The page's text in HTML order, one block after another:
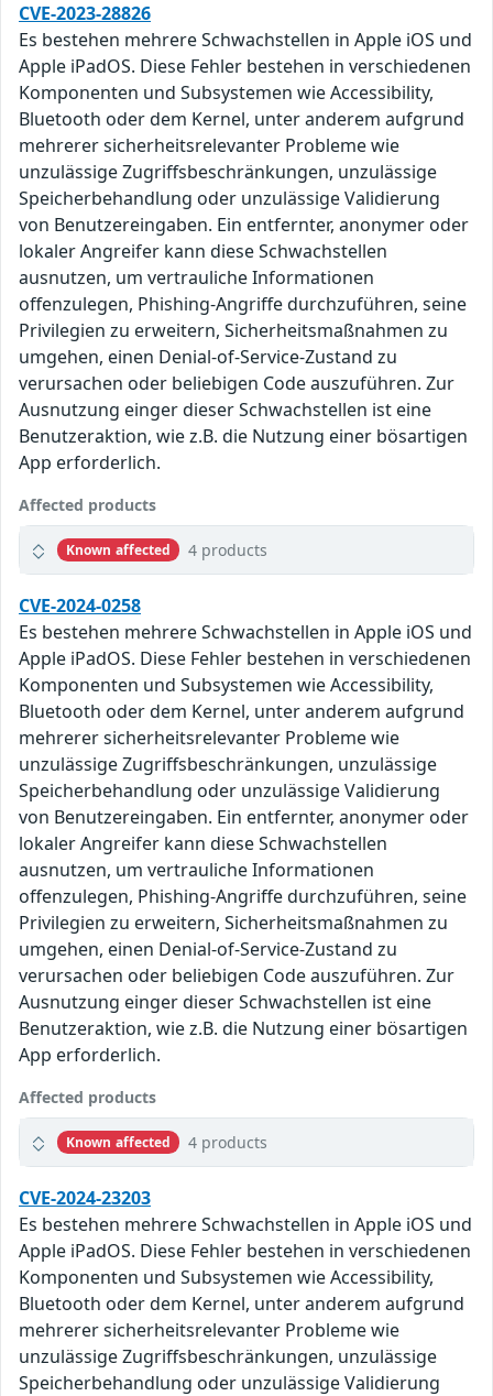
CVE-2023-28826
Es bestehen mehrere Schwachstellen in Apple iOS und
Apple iPadOS. Diese Fehler bestehen in verschiedenen
Komponenten und Subsystemen wie Accessibility,
Bluetooth oder dem Kernel, unter anderem aufgrund
mehrerer sicherheitsrelevanter Probleme wie
unzulässige Zugriffsbeschränkungen, unzulässige
Speicherbehandlung oder unzulässige Validierung
von Benutzereingaben. Ein entfernter, anonymer oder
lokaler Angreifer kann diese Schwachstellen
ausnutzen, um vertrauliche Informationen
offenzulegen, Phishing-Angriffe durchzuführen, seine
Privilegien zu erweitern, Sicherheitsmaßnahmen zu
umgehen, einen Denial-of-Service-Zustand zu
verursachen oder beliebigen Code auszuführen. Zur
Ausnutzung einger dieser Schwachstellen ist eine
Benutzeraktion, wie z.B. die Nutzung einer bösartigen
App erforderlich.
Affected products
Known affected 4 products
CVE-2024-0258
Es bestehen mehrere Schwachstellen in Apple iOS und
Apple iPadOS. Diese Fehler bestehen in verschiedenen
Komponenten und Subsystemen wie Accessibility,
Bluetooth oder dem Kernel, unter anderem aufgrund
mehrerer sicherheitsrelevanter Probleme wie
unzulässige Zugriffsbeschränkungen, unzulässige
Speicherbehandlung oder unzulässige Validierung
von Benutzereingaben. Ein entfernter, anonymer oder
lokaler Angreifer kann diese Schwachstellen
ausnutzen, um vertrauliche Informationen
offenzulegen, Phishing-Angriffe durchzuführen, seine
Privilegien zu erweitern, Sicherheitsmaßnahmen zu
umgehen, einen Denial-of-Service-Zustand zu
verursachen oder beliebigen Code auszuführen. Zur
Ausnutzung einger dieser Schwachstellen ist eine
Benutzeraktion, wie z.B. die Nutzung einer bösartigen
App erforderlich.
Affected products
Known affected 4 products
CVE-2024-23203
Es bestehen mehrere Schwachstellen in Apple iOS und
Apple iPadOS. Diese Fehler bestehen in verschiedenen
Komponenten und Subsystemen wie Accessibility,
Bluetooth oder dem Kernel, unter anderem aufgrund
mehrerer sicherheitsrelevanter Probleme wie
unzulässige Zugriffsbeschränkungen, unzulässige
Speicherbehandlung oder unzulässige Validierung